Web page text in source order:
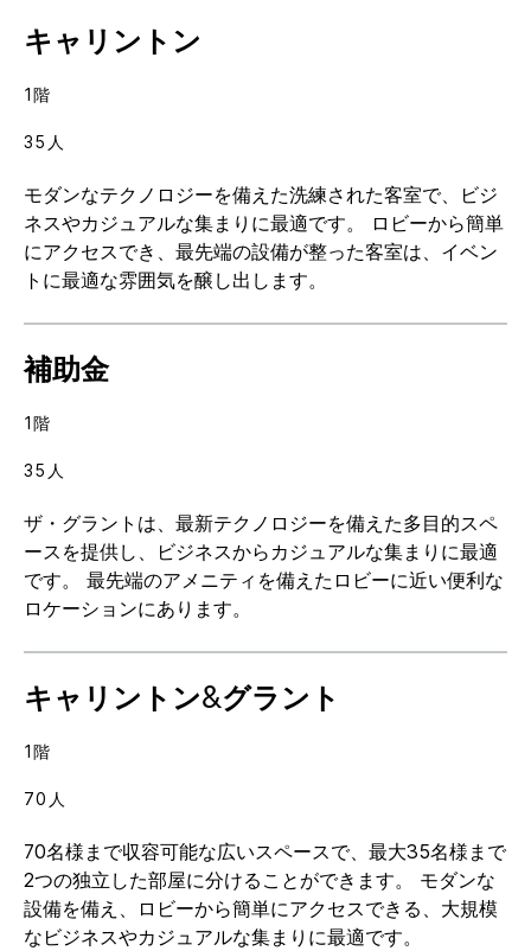
キャリントン
モダンなテクノロジーを備えた洗練された客室で、ビジ
ネスやカジュアルな集まりに最適です。 ロビーから簡単
にアクセスでき、最先端の設備が整った客室は、イベン
トに最適な雰囲気を醸し出します。
1階
35人
補助金
ザ・グラントは、最新テクノロジーを備えた多目的スペ
ースを提供し、ビジネスからカジュアルな集まりに最適
です。 最先端のアメニティを備えたロビーに近い便利な
ロケーションにあります。
1階
35人
キャリントン&グラント
70名様まで収容可能な広いスペースで、最大35名様まで
2つの独立した部屋に分けることができます。 モダンな
設備を備え、ロビーから簡単にアクセスできる、大規模
なビジネスやカジュアルな集まりに最適です。
1階
70人